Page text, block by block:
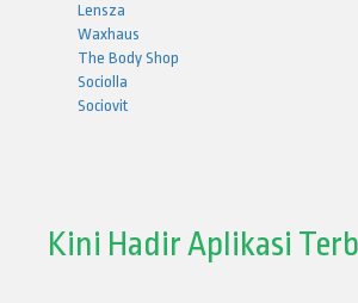
Lensza
Waxhaus
The Body Shop
Sociolla
Sociovit
Kini Hadir Aplikasi